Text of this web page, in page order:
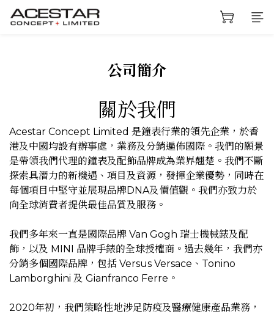
公司簡介
關於我們
Acestar Concept Limited 是鐘表行業的領先企業，於香
港及中國均設有辦事處，業務及分銷遍佈國際。我們的願景
是帶領我們代理的鐘表及配飾品牌成為業界翹楚。我們不斷
探索具潛力的新機遇、項目及資源，發揮企業優勢，同時在
每個項目中堅守並展現品牌DNA及價值觀。我們亦致力於
向全球消費者提供最佳品質及服務。
我們多年來一直是國際品牌 Van Gogh 瑞士機械錶及配
飾，以及 MINI 品牌手錶的全球授權商。過去幾年，我們亦
分銷多個國際品牌，包括 Versus Versace、Tonino
Lamborghini 及 Gianfranco Ferre。
2020年初，我們策略性地涉足防疫及醫療健康產品業務，